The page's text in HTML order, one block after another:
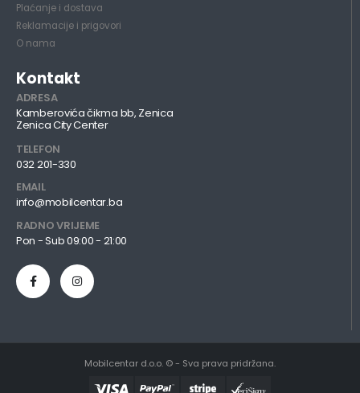
Plaćanje i dostava
Reklamacije i prigovori
O nama
Kontakt
ADRESA
Kamberovića čikma bb, Zenica
Zenica City Center
TELEFON
032 201-330
EMAIL
info@mobilcentar.ba
RADNO VRIJEME
Pon - Sub 09:00 - 21:00
Mobilcentar d.o.o. © - Sva prava pridržana.